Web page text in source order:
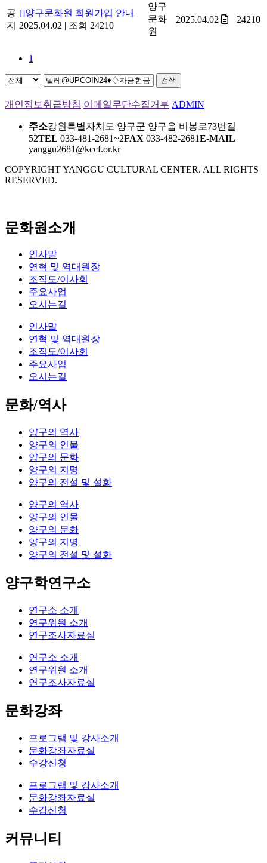
공
지
[]양구문화원 회원가입 안내
2025.04.02 | 조회 24210
양구
문화
원
2025.04.02 24210
1
검색
개인정보취급방침 이메일무단수집거부 ADMIN
주소강원특별자치도 양구군 양구읍 비봉로73번길
52TEL 033-481-2681~2FAX 033-482-2681E-MAIL
yanggu2681@kccf.or.kr
COPYRIGHT YANGGU CULTURAL CENTER. ALL RIGHTS
RESERVED.
문화원소개
인사말
연혁 및 역대원장
조직도/이사회
주요사업
오시는길
인사말
연혁 및 역대원장
조직도/이사회
주요사업
오시는길
문화/역사
양구의 역사
양구의 인물
양구의 문화
양구의 지명
양구의 전설 및 설화
양구의 역사
양구의 인물
양구의 문화
양구의 지명
양구의 전설 및 설화
양구학연구소
연구소 소개
연구위원 소개
연구조사자료실
연구소 소개
연구위원 소개
연구조사자료실
문화강좌
프로그램 및 강사소개
문화강좌자료실
수강신청
프로그램 및 강사소개
문화강좌자료실
수강신청
커뮤니티